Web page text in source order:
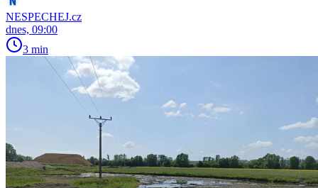
NESPECHEJ.cz
dnes, 09:00
3 min